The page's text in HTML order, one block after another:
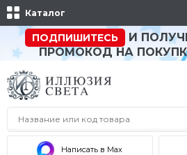
Каталог
ПОДПИШИТЕСЬ
И
ПРОМОКОД НА
Написать в Max